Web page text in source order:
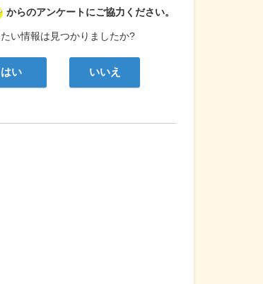
病院なび
からのアンケートにご協力ください。
い情報は見つかりましたか?
はい いいえ